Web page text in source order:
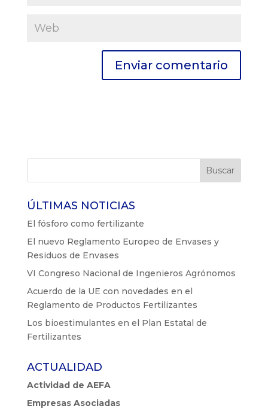
ÚLTIMAS NOTICIAS
El fósforo como fertilizante
El nuevo Reglamento Europeo de Envases y
Residuos de Envases
VI Congreso Nacional de Ingenieros Agrónomos
Acuerdo de la UE con novedades en el
Reglamento de Productos Fertilizantes
Los bioestimulantes en el Plan Estatal de
Fertilizantes
ACTUALIDAD
Actividad de AEFA
Empresas Asociadas